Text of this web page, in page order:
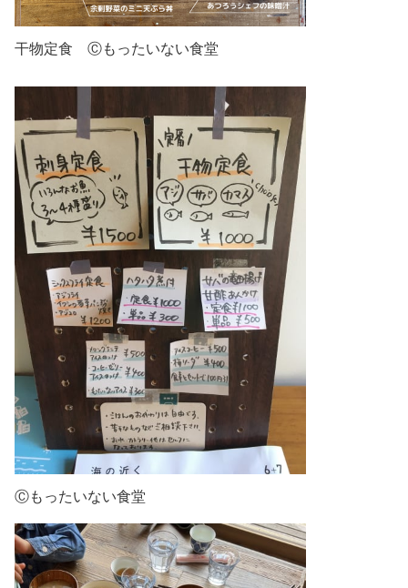
干物定食 Ⓒもったいない食堂
Ⓒもったいない食堂